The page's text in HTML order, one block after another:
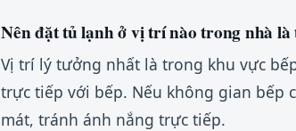
Nên đặt tủ lạnh ở vị trí nào trong nhà là
Vị trí lý tưởng nhất là trong khu vực
trực tiếp với bếp. Nếu không gian bếp
mát, tránh ánh nắng trực tiếp.